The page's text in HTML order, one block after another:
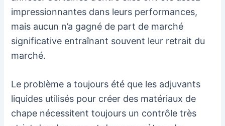
impressionnantes dans leurs performances,
mais aucun n’a gagné de part de marché
significative entraînant souvent leur retrait du
marché.
Le problème a toujours été que les adjuvants
liquides utilisés pour créer des matériaux de
chape nécessitent toujours un contrôle très